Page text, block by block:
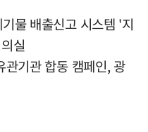
물 배출신고 시스템 '지
실
기관 합동 캠페인, 광